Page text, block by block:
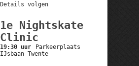
Details volgen
1e Nightskate
Clinic
19:30 uur
Parkeerplaats
IJsbaan Twente